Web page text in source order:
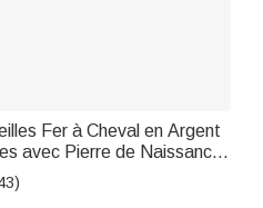
Fer à Cheval en Argent
avec Pierre de Naissance
d'Anniversaire Saint-
de Cheval